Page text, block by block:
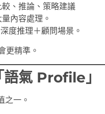
較、推論、策略建議
內容處理。
度推理＋顧問場景。
更精準。
氣 Profile」
之一。